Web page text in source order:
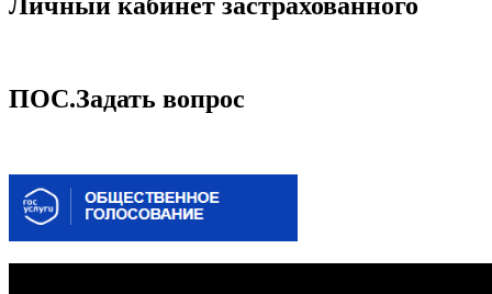
Личный кабинет застрахованного
ПОС.Задать вопрос